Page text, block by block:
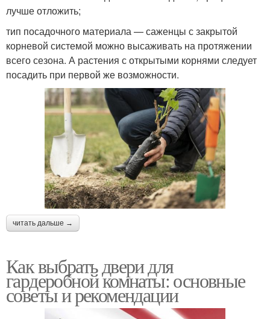
лучше отложить;
тип посадочного материала — саженцы с закрытой
корневой системой можно высаживать на протяжении
всего сезона. А растения с открытыми корнями следует
посадить при первой же возможности.
читать дальше →
Как выбрать двери для
гардеробной комнаты: основные
советы и рекомендации